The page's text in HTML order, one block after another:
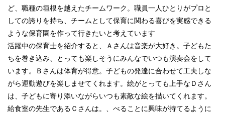
ど、職種の垣根を越えたチームワーク。職員一人ひとりがプロと
しての誇りを持ち、チームとして保育に関わる喜びを実感できる
ような保育園を作って行きたいと考えています
活躍中の保育士を紹介すると、Ａさんは音楽が大好き。子どもた
ちを巻き込み、とっても楽しそうにみんなでいつも演奏会をして
います。Ｂさんは体育が得意。子どもの発達に合わせて工夫しな
がら運動遊びを楽しませてくれます。絵がとっても上手なＤさん
は、子どもに寄り添いながらいつも素敵な絵を描いてくれます。
給食室の先生であるＣさんは。、べることに興味が持てるように